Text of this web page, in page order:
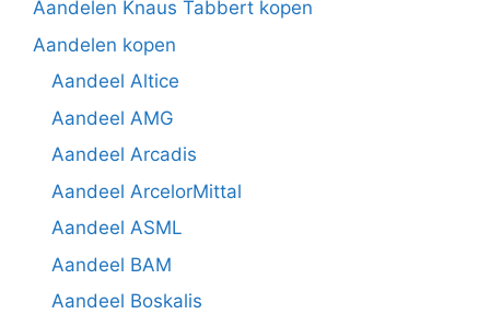
Aandelen Knaus Tabbert kopen
Aandelen kopen
Aandeel Altice
Aandeel AMG
Aandeel Arcadis
Aandeel ArcelorMittal
Aandeel ASML
Aandeel BAM
Aandeel Boskalis